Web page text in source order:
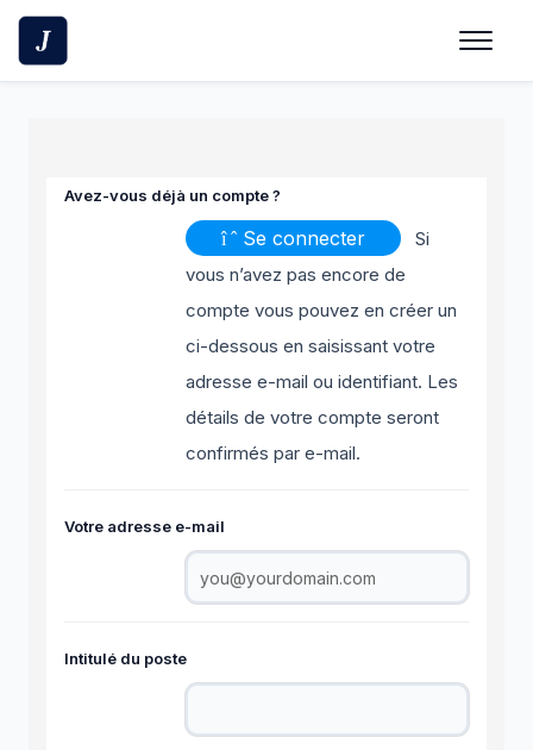
Avez-vous déjà un compte ?
Se connecter
vous n’avez pas encore de
compte vous pouvez en créer un
ci-dessous en saisissant votre
adresse e-mail ou identifiant. Les
détails de votre compte seront
confirmés par e-mail.
Votre adresse e-mail
Intitulé du poste